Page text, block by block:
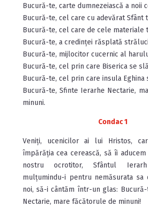
Bucură-te, carte dumnezeiască a noii
Bucură-te, cel care cu adevărat Sfânt
Bucură-te, cel care de cele materiale
Bucură-te, a credinței răsplată
Bucură-te, mijlocitor cucernic al
Bucură-te, cel prin care Biserica se
Bucură-te, cel prin care insula Eghina
Bucură-te, Sfinte Ierarhe Nectarie,
minuni.
Condac 1
Veniți, ucenicilor ai lui Hristos,
împărăția cea cerească, să îi
nostru ocro­titor, Sfântul
mulțumindu-i pentru nemăsurata sa
noi, să-i cântăm într-un glas:
Nectarie, mare făcătorule de minuni!